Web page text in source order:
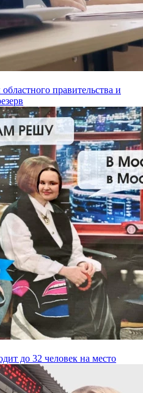
правительства и
до 32 человек на место